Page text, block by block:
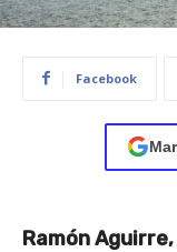
Facebook
Ramón